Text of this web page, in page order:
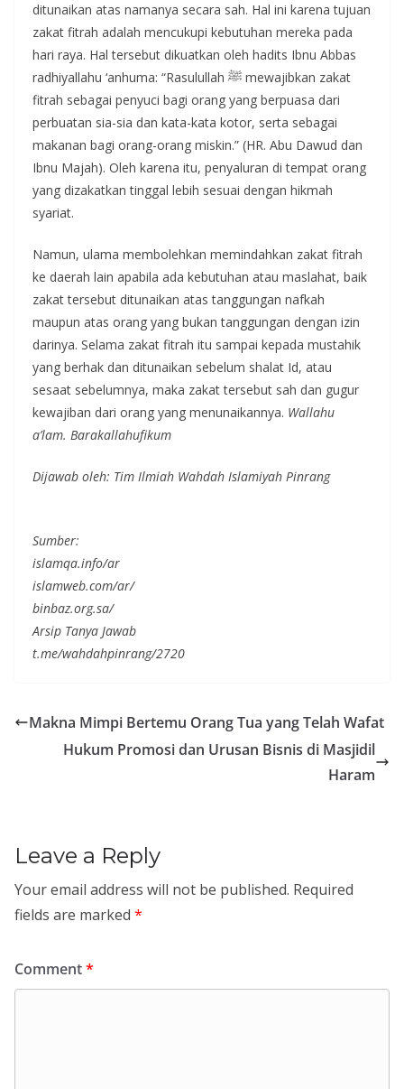
ditunaikan atas namanya secara sah. Hal ini karena tujuan
zakat fitrah adalah mencukupi kebutuhan mereka pada
hari raya. Hal tersebut dikuatkan oleh hadits Ibnu Abbas
radhiyallahu ‘anhuma: “Rasulullah ﷺ mewajibkan zakat
fitrah sebagai penyuci bagi orang yang berpuasa dari
perbuatan sia-sia dan kata-kata kotor, serta sebagai
makanan bagi orang-orang miskin.” (HR. Abu Dawud dan
Ibnu Majah). Oleh karena itu, penyaluran di tempat orang
yang dizakatkan tinggal lebih sesuai dengan hikmah
syariat.
Namun, ulama membolehkan memindahkan zakat fitrah
ke daerah lain apabila ada kebutuhan atau maslahat, baik
zakat tersebut ditunaikan atas tanggungan nafkah
maupun atas orang yang bukan tanggungan dengan izin
darinya. Selama zakat fitrah itu sampai kepada mustahik
yang berhak dan ditunaikan sebelum shalat Id, atau
sesaat sebelumnya, maka zakat tersebut sah dan gugur
kewajiban dari orang yang menunaikannya. Wallahu
a’lam. Barakallahufikum
Dijawab oleh: Tim Ilmiah Wahdah Islamiyah Pinrang
Sumber:
islamqa.info/ar
islamweb.com/ar/
binbaz.org.sa/
Arsip Tanya Jawab
t.me/wahdahpinrang/2720
Makna Mimpi Bertemu Orang Tua yang Telah Wafat
Hukum Promosi dan Urusan Bisnis di Masjidil
Haram
Leave a Reply
Your email address will not be published. Required
fields are marked *
Comment*